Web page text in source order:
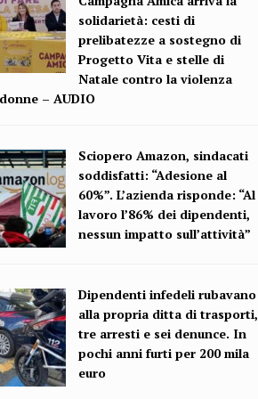
solidarietà: cesti di
prelibatezze a sostegno di
Progetto Vita e stelle di
Natale contro la violenza
– AUDIO
Sciopero Amazon, sindacati
soddisfatti: “Adesione al
60%”. L’azienda risponde: “Al
lavoro l’86% dei dipendenti,
nessun impatto sull’attività”
Dipendenti infedeli rubavano
alla propria ditta di trasporti,
tre arresti e sei denunce. In
pochi anni furti per 200 mila
euro